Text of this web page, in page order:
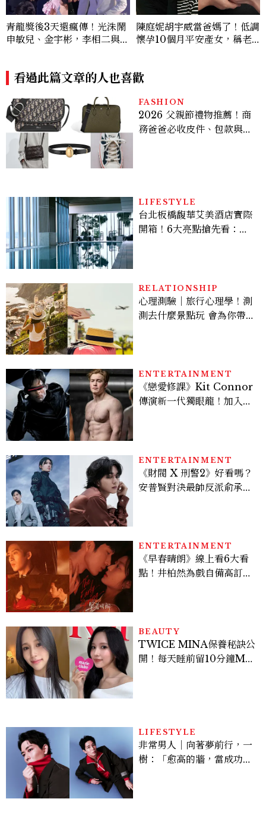
青龍獎後3天還瘋傳！光洙鬧
申敏兒、金宇彬，李相二與金
個你可能錯過的漏網鏡頭
陳庭妮胡宇威當爸媽了！低調
懷孕10個月平安產女，稱老
看過此篇文章的人也喜歡
FASHION
2026 父親節禮物推薦！商
務爸爸必收皮件、包款與鞋
LIFESTYLE
台北板橋馥華艾美酒店實際
開箱！6大亮點搶先看：新
RELATIONSHIP
心理測驗｜旅行心理學！測
測去什麼景點玩 會為你帶來
ENTERTAINMENT
《戀愛修課》Kit Connor
傳演新一代獨眼龍！加入新
ENTERTAINMENT
《財閥 X 刑警2》好看嗎？
安普賢對決最帥反派俞承
多大？
ENTERTAINMENT
《早春晴朗》線上看6大看
點！井柏然為戲自備高訂，
BEAUTY
TWICE MINA保養秘訣公
開！每天睡前留10分鐘ME
LIFESTYLE
非常男人｜向著夢前行，一
樹：「愈高的牆，當成功爬